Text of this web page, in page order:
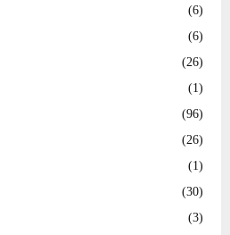
(6)
(6)
(26)
(1)
(96)
(26)
(1)
(30)
(3)